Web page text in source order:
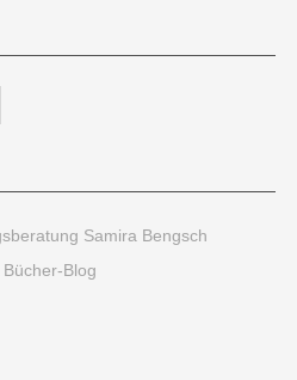
Samira Bengsch
Blog